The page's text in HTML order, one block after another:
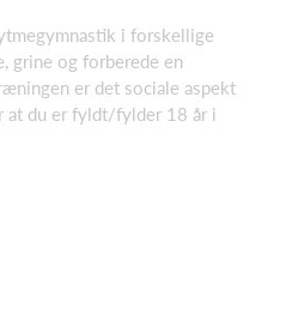
i forskellige
grine og forberede en
er det sociale aspekt
at du er fyldt/fylder 18 år i